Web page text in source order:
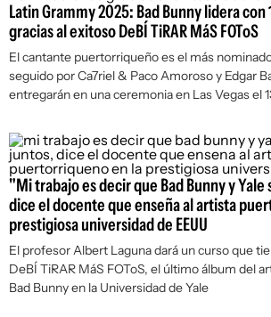
Latin Grammy 2025: Bad Bunny lidera
gracias al exitoso DeBÍ TiRAR MáS FOToS
El cantante puertorriqueño es el más
seguido por Ca7riel & Paco Amoroso y Edgar
entregarán en una ceremonia en Las Vegas el
"Mi trabajo es decir que Bad Bunny y
dice el docente que enseña al artista
prestigiosa universidad de EEUU
El profesor Albert Laguna dará un curso que
DeBÍ TiRAR MáS FOToS, el último álbum del
Bad Bunny en la Universidad de Yale